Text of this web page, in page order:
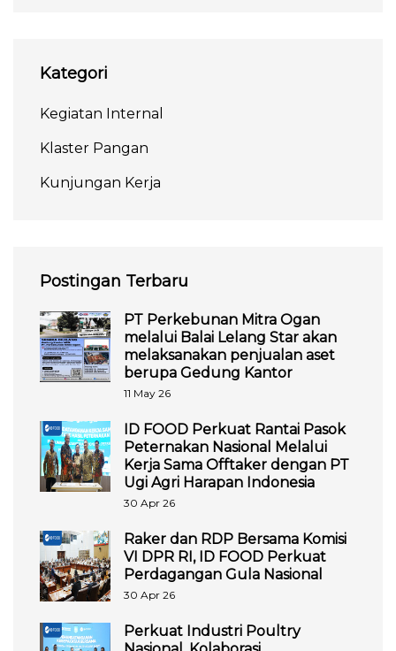
Kategori
Kegiatan Internal
Klaster Pangan
Kunjungan Kerja
Postingan Terbaru
PT Perkebunan Mitra Ogan
melalui Balai Lelang Star akan
melaksanakan penjualan aset
berupa Gedung Kantor
11 May 26
ID FOOD Perkuat Rantai Pasok
Peternakan Nasional Melalui
Kerja Sama Offtaker dengan PT
Ugi Agri Harapan Indonesia
30 Apr 26
Raker dan RDP Bersama Komisi
VI DPR RI, ID FOOD Perkuat
Perdagangan Gula Nasional
30 Apr 26
Perkuat Industri Poultry